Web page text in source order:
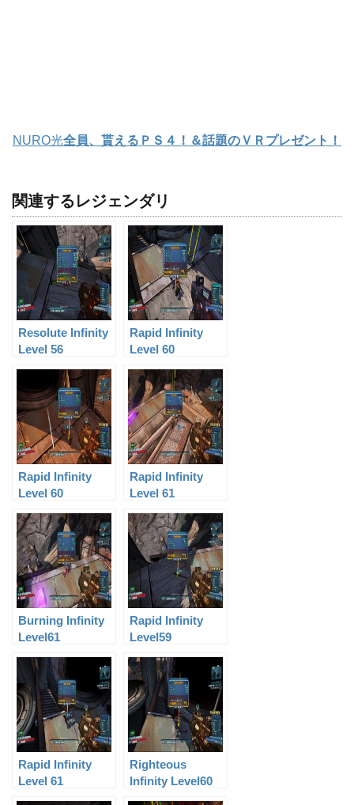
NURO光全員、貰えるＰＳ４！＆話題のＶＲプレゼント！
関連するレジェンダリ
Resolute Infinity
Level 56
Rapid Infinity
Level 60
Rapid Infinity
Level 60
Rapid Infinity
Level 61
Burning Infinity
Level61
Rapid Infinity
Level59
Rapid Infinity
Level 61
Righteous
Infinity Level60